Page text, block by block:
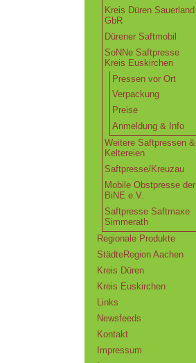
Kreis Düren Sauerland
GbR
Dürener Saftmobil
SoNNe Saftpresse
Kreis Euskirchen
Pressen vor Ort
Verpackung
Preise
Anmeldung & Info
Weitere Saftpressen &
Keltereien
Saftpresse/Kreuzau
Mobile Obstpresse der
BiNE e.V.
Saftpresse Saftmaxe
Simmerath
Regionale Produkte
StädteRegion Aachen
Kreis Düren
Kreis Euskirchen
Links
Newsfeeds
Kontakt
Impressum